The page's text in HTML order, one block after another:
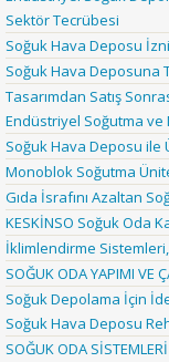
Sektör Tecrübesi
Soğuk Hava Deposu İzni
Soğuk Hava Deposuna
Tasarımdan Satış
Endüstriyel Soğutma
Soğuk Hava Deposu ile
Monoblok Soğutma
Gıda İsrafını Azaltan
KESKİNSO Soğuk Oda
İklimlendirme
SOĞUK ODA YAPIMI VE
Soğuk Depolama İçin
Soğuk Hava Deposu
SOĞUK ODA